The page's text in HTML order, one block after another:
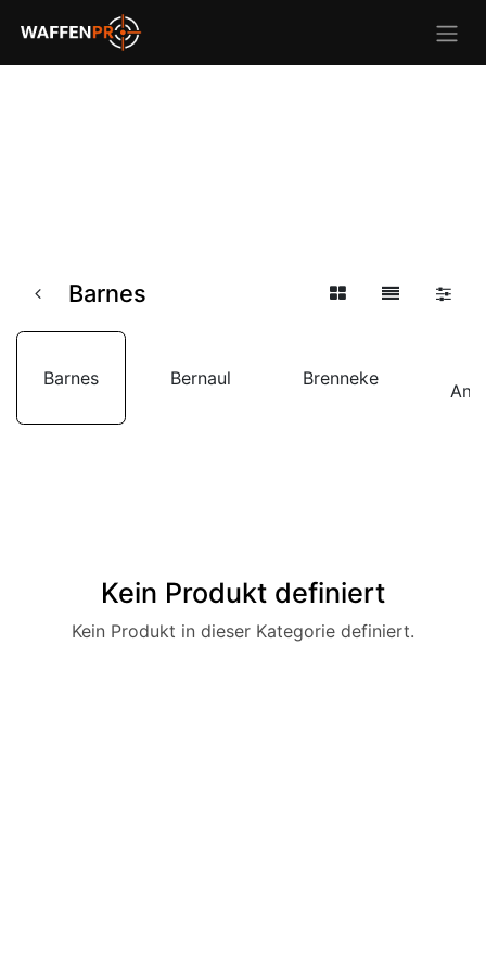
Barnes
Barnes Bernaul Brenneke
Kein Produkt definiert
Kein Produkt in dieser Kategorie definiert.